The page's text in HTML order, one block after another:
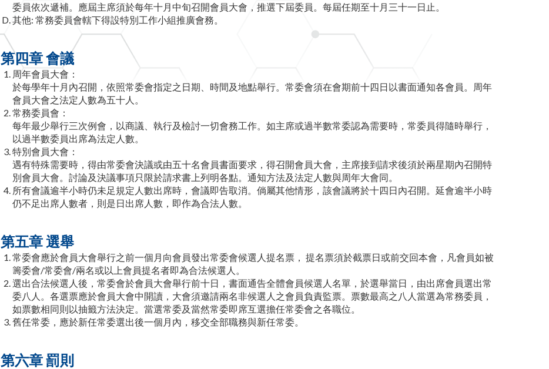
委員依次遞補。應屆主席須於每年十月中旬召開會員大會，推選下屆委員。每屆任期至十月三十一日止。
其他: 常務委員會轄下得設特別工作小組推廣會務。
第四章 會議
周年會員大會：
於每學年十月內召開，依照常委會指定之日期、時間及地點舉行。常委會須在會期前十四日以書面通知各會員。周年
會員大會之法定人數為五十人。
常務委員會：
每年最少舉行三次例會，以商議、執行及檢討一切會務工作。如主席或過半數常委認為需要時，常委員得隨時舉行，
以過半數委員出席為法定人數。
特別會員大會：
遇有特殊需要時，得由常委會決議或由五十名會員書面要求，得召開會員大會，主席接到請求後須於兩星期內召開特
別會員大會。討論及決議事項只限於請求書上列明各點。通知方法及法定人數與周年大會同。
所有會議逾半小時仍未足規定人數出席時，會議即告取消。倘屬其他情形，該會議將於十四日內召開。延會逾半小時
仍不足出席人數者，則是日出席人數，即作為合法人數。
第五章 選舉
常委會應於會員大會舉行之前一個月向會員發出常委會候選人提名票， 提名票須於截票日或前交回本會，凡會員如被
籌委會/常委會/兩名或以上會員提名者即為合法候選人。
選出合法候選人後，常委會於會員大會舉行前十日，書面通告全體會員候選人名單，於選舉當日，由出席會員選出常
委八人。各選票應於會員大會中開讀，大會須邀請兩名非候選人之會員負責監票。票數最高之八人當選為常務委員，
如票數相同則以抽籤方法決定。當選常委及當然常委即席互選擔任常委會之各職位。
舊任常委，應於新任常委選出後一個月內，移交全部職務與新任常委。
第六章 罰則